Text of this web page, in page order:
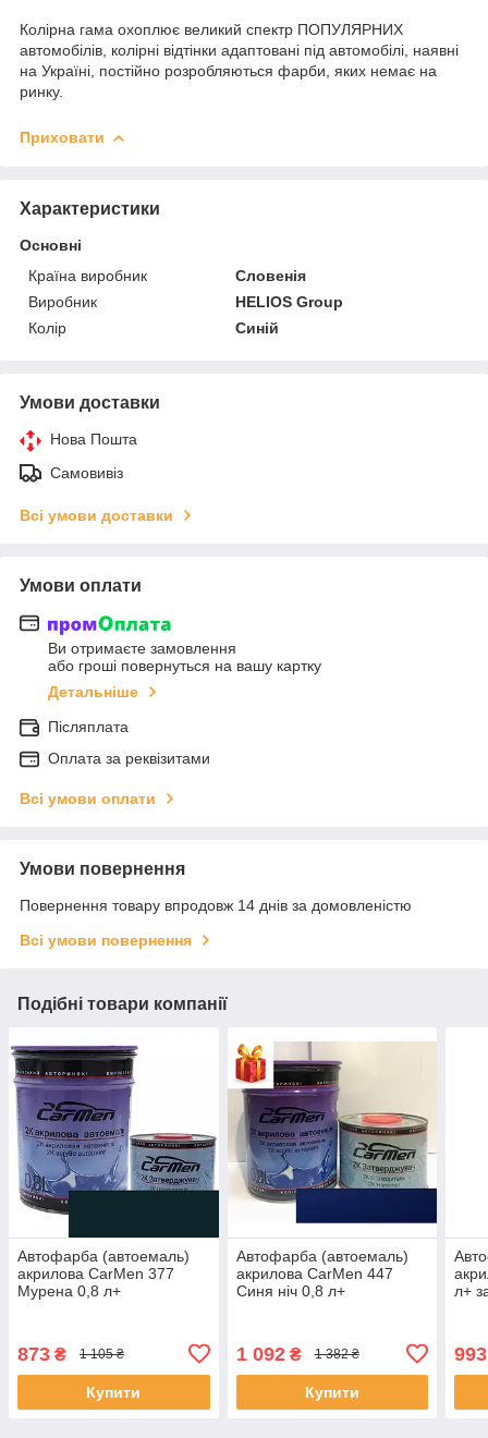
Колірна гама охоплює великий спектр ПОПУЛЯРНИХ
автомобілів, колірні відтінки адаптовані під автомобілі, наявні
на Україні, постійно розробляються фарби, яких немає на
ринку.
Приховати
Характеристики
Основні
Країна виробник
Словенія
Виробник
HELIOS Group
Колір
Синій
Умови доставки
Нова Пошта
Самовивіз
Всі умови доставки
Умови оплати
Ви отримаєте замовлення
або гроші повернуться на вашу картку
Детальніше
Післяплата
Оплата за реквізитами
Всі умови оплати
Умови повернення
Повернення товару впродовж 14 днів за домовленістю
Всі умови повернення
Подібні товари компанії
Автофарба (автоемаль)
акрилова CarMen 377
Мурена 0,8 л+
873 ₴ 1 105 ₴
Купити
Автофарба (автоемаль)
акрилова CarMen 447
Синя ніч 0,8 л+
1 092₴ 1 382 ₴
Купити
л+
993